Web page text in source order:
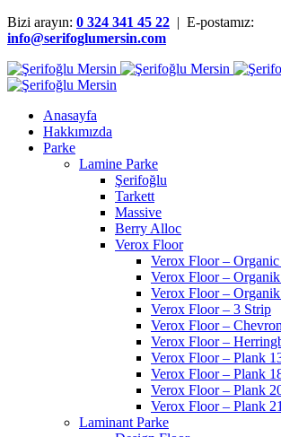
Bizi arayın: 0 324 341 45 22 | E-postamız:
info@serifoglumersin.com
Anasayfa
Hakkımızda
Parke
Lamine Parke
Şerifoğlu
Tarkett
Massive
Berry Alloc
Verox Floor
Verox Floor –
Verox Floor –
Verox Floor –
Verox Floor – 3 Strip
Verox Floor – Chevron
Verox Floor –
Verox Floor – Plank
Verox Floor – Plank
Verox Floor – Plank
Verox Floor – Plank
Laminant Parke